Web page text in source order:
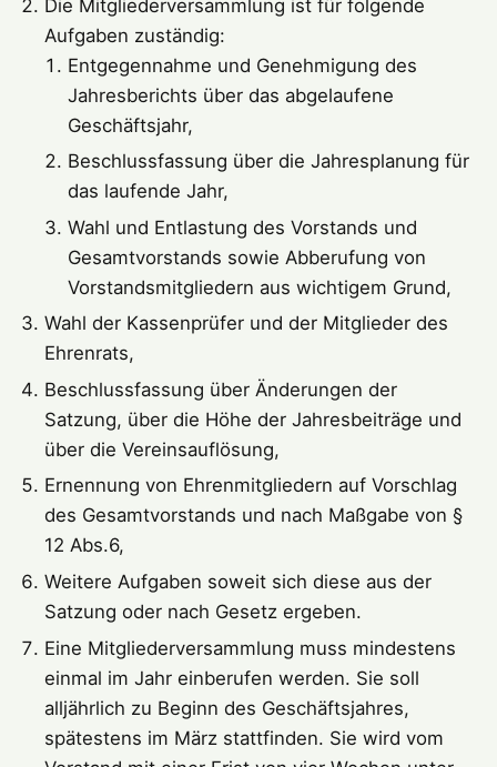
Die Mitgliederversammlung ist für folgende
Aufgaben zuständig:
Entgegennahme und Genehmigung des
Jahresberichts über das abgelaufene
Geschäftsjahr,
Beschlussfassung über die Jahresplanung für
das laufende Jahr,
Wahl und Entlastung des Vorstands und
Gesamtvorstands sowie Abberufung von
Vorstandsmitgliedern aus wichtigem Grund,
Wahl der Kassenprüfer und der Mitglieder des
Ehrenrats,
Beschlussfassung über Änderungen der
Satzung, über die Höhe der Jahresbeiträge und
über die Vereinsauflösung,
Ernennung von Ehrenmitgliedern auf Vorschlag
des Gesamtvorstands und nach Maßgabe von §
12 Abs.6,
Weitere Aufgaben soweit sich diese aus der
Satzung oder nach Gesetz ergeben.
Eine Mitgliederversammlung muss mindestens
einmal im Jahr einberufen werden. Sie soll
alljährlich zu Beginn des Geschäftsjahres,
spätestens im März stattfinden. Sie wird vom